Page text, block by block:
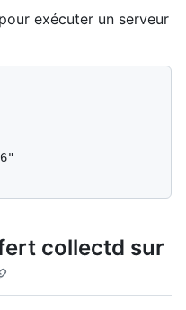
exécuter un serveur
collectd sur